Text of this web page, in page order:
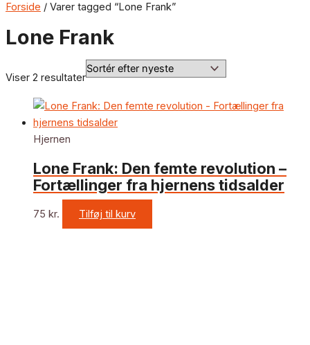
Forside / Varer tagged “Lone Frank”
Lone Frank
Viser 2 resultater
Hjernen
Lone Frank: Den femte revolution –
Fortællinger fra hjernens tidsalder
75 kr. Tilføj til kurv